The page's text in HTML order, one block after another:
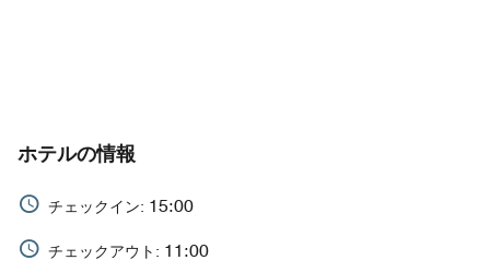
ホテルの情報
チェックイン: 15:00
チェックアウト: 11:00